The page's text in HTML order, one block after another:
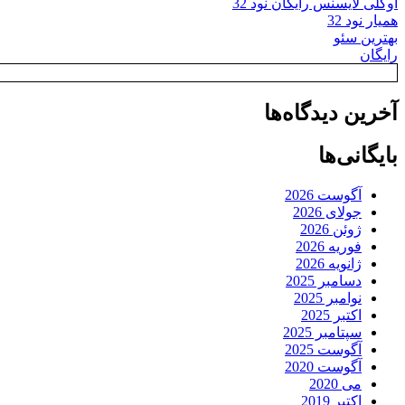
همیار نود 32
بهترین سئو
رایگان
آخرین دیدگاه‌ها
بایگانی‌ها
آگوست 2026
جولای 2026
ژوئن 2026
فوریه 2026
ژانویه 2026
دسامبر 2025
نوامبر 2025
اکتبر 2025
سپتامبر 2025
آگوست 2025
آگوست 2020
می 2020
اکتبر 2019